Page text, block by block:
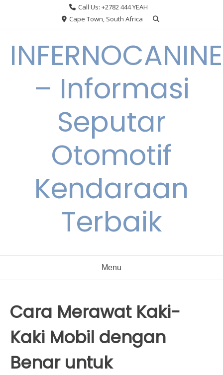
Call Us: +2782 444 YEAH
Cape Town, South Africa
INFERNOCANINE
– Informasi
Seputar
Otomotif
Kendaraan
Terbaik
Menu
Cara Merawat Kaki-
Kaki Mobil dengan
Benar untuk